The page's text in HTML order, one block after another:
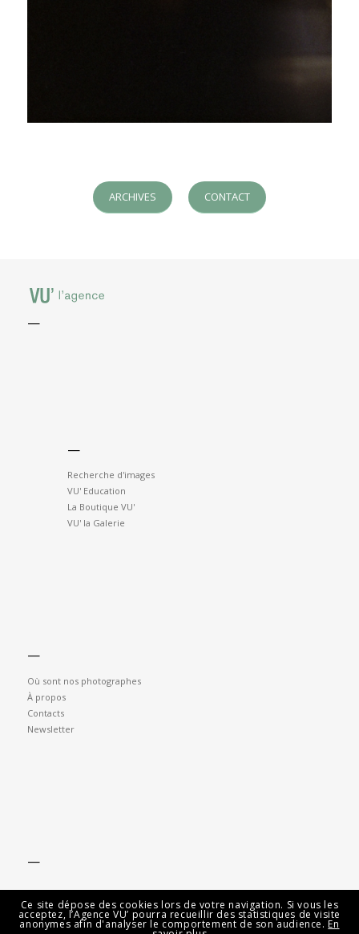
ARCHIVES CONTACT
—
—
Recherche d'images
VU' Education
La Boutique VU'
VU' la Galerie
—
Où sont nos photographes
À propos
Contacts
Newsletter
—
Ce site dépose des cookies lors de votre navigation. Si vous les
acceptez, l’Agence VU’ pourra recueillir des statistiques de visite
anonymes afin d'analyser le comportement de son audience.En